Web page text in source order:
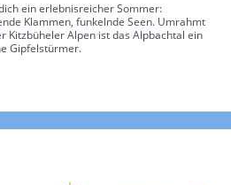
ein erlebnisreicher Sommer:
Klammen, funkelnde Seen. Umrahmt
Kitzbüheler Alpen ist das Alpbachtal ein
Gipfelstürmer.